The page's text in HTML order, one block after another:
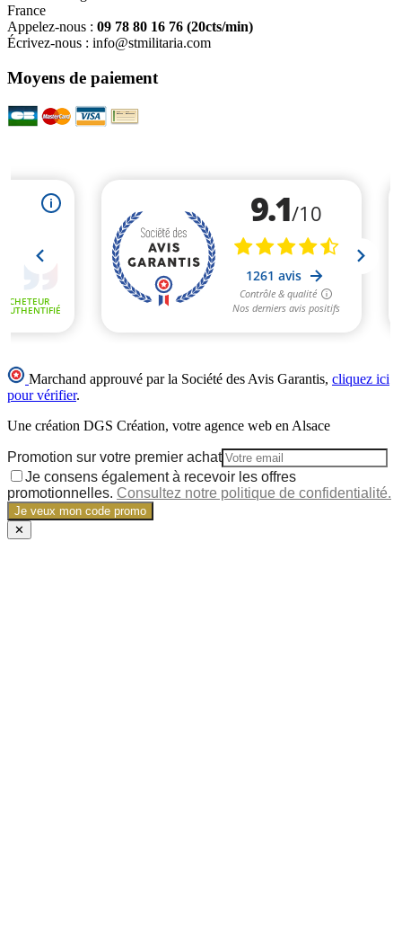
France
Appelez-nous : 09 78 80 16 76 (20cts/min)
Écrivez-nous : info@stmilitaria.com
Moyens de paiement
Marchand approuvé par la Société des Avis Garantis, cliquez ici
pour vérifier.
Une création DGS Création, votre agence web en Alsace
Promotion sur votre premier achat
Je consens également à recevoir les offres
promotionnelles. Consultez notre politique de confidentialité.
Je veux mon code promo
✕